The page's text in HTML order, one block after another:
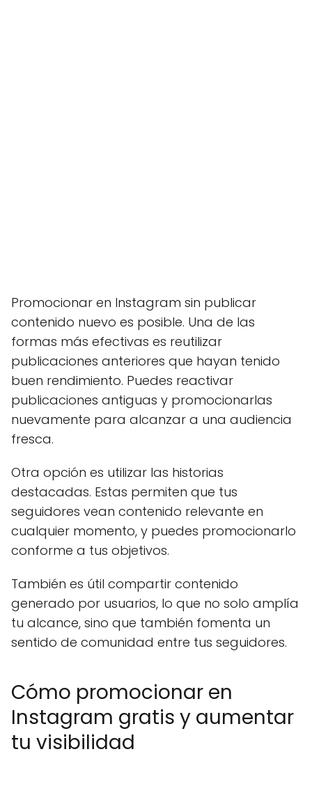
Promocionar en Instagram sin publicar
contenido nuevo es posible. Una de las
formas más efectivas es reutilizar
publicaciones anteriores que hayan tenido
buen rendimiento. Puedes reactivar
publicaciones antiguas y promocionarlas
nuevamente para alcanzar a una audiencia
fresca.
Otra opción es utilizar las historias
destacadas. Estas permiten que tus
seguidores vean contenido relevante en
cualquier momento, y puedes promocionarlo
conforme a tus objetivos.
También es útil compartir contenido
generado por usuarios, lo que no solo amplía
tu alcance, sino que también fomenta un
sentido de comunidad entre tus seguidores.
Cómo promocionar en
Instagram gratis y aumentar
tu visibilidad